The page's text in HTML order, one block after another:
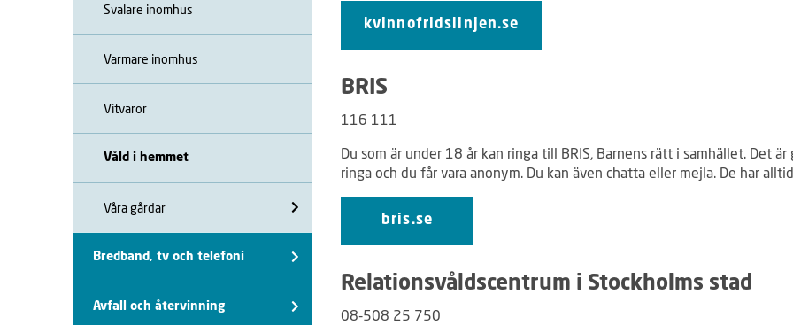
Svalare inomhus
Varmare inomhus
Vitvaror
Våld i hemmet
Våra gårdar
Bredband, tv och telefoni
Avfall och återvinning
kvinnofridslinjen.se
BRIS
116 111
Du som är under 18 år kan ringa till BRIS, Barnens rätt i samhället. Det
ringa och du får vara anonym. Du kan även chatta eller mejla. De har
bris.se
Relationsvåldscentrum i Stockholms stad
08-508 25 750